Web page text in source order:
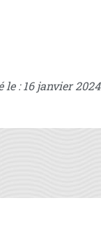
: 16 janvier 2024